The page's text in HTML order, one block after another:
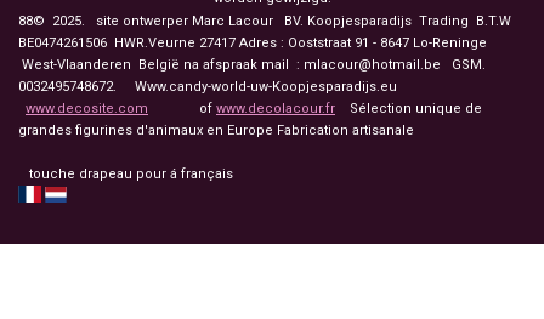
88© 2025. site ontwerper Marc Lacour BV. Koopjesparadijs Trading
B.T.W
BE0474261506 HWR.Veurne 27417 Adres : Ooststraat 91 - 8647 Lo-Reninge
West-Vlaanderen België na afspraak mail : mlacour@hotmail.be GSM.
0032495748672. Www.candy-world-uw-Koopjesparadijs.eu
www.decosite.com of www.decolacour.fr Sélection unique de
grandes figurines d'animaux en Europe Fabrication artisanale
touche drapeau pour á français